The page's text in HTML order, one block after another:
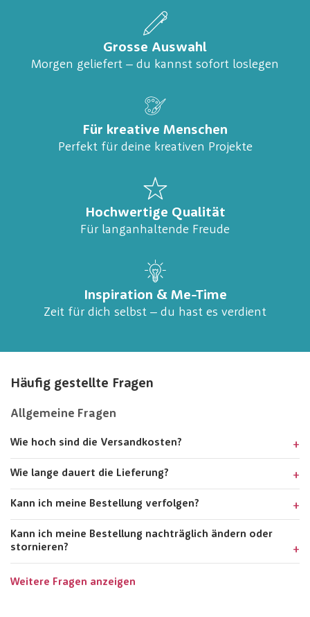
Grosse Auswahl
Morgen geliefert – du kannst sofort loslegen
Für kreative Menschen
Perfekt für deine kreativen Projekte
Hochwertige Qualität
Für langanhaltende Freude
Inspiration & Me-Time
Zeit für dich selbst – du hast es verdient
Häufig gestellte Fragen
Allgemeine Fragen
Wie hoch sind die Versandkosten?
Wie lange dauert die Lieferung?
Kann ich meine Bestellung verfolgen?
Kann ich meine Bestellung nachträglich ändern oder
stornieren?
Weitere Fragen anzeigen